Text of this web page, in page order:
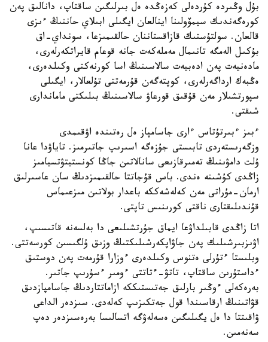
بۇل وڭىردە كۇردەلى كەزەڭدە ەل بىرلىگىن ساقتاپ، دانالىق پەن
كورەگەندىك سيمۆولىنا اينالعان ايگىلى ابىلاي حاننىڭ ءىزى
قالعان. سولتۇستىك قازاقستاننان حالقىمىزعا، سونداي-اق
بۇكىل الەمگە تانىمال مەملەكەت جانە قوعام قايراتكەرلەرى،
مادەنيەت پەن ادەبيەت سالاسىنىڭ اسا كورنەكتى وكىلدەرى،
ەڭبەك ارداگەرلەرى، كوپتەگەن قۇرمەتتى تۇلعالار، ايگىلى
سپورتشىلار مەن قۇقىق قورعاۋ سالاسىنىڭ بىلىكتى ماماندارى
شىقتى.
ءبىز ءبىرتۇتاس ءارى جاسامپاز ەل رەتىندە اۋقىمدى
وزگەرىستەردى تابىستى جۇزەگە اسىرىپ جاتىرمىز. تاياۋدا عانا
ۇلت دامۋىنىڭ تەمىرقازىعى سانالاتىن جاڭا كونستيتۋتسيامىز
زاڭدى كۇشىنە ەندى. باس قۇجاتتا حالقىمىزدىڭ سان عاسىرلىق
ارمان-مۇراتى مەن كەلەشەككە باعدار بولاتىن مىزعىماس
قۇندىلىقتارى ناقتى كورىنىس تاپتى.
اتا زاڭدى قابىلداۋعا ايماق جۇرتشىلىعى دا بەلسەنە قاتىسىپ،
اۋىزبىرشىلىك پەن جاۋاپكەرشىلىكتىڭ وزىق ۇلگىسىن كورسەتتى.
وبلىستا ءتۇرلى ەتنوس وكىلدەرى ءوزارا قۇرمەت پەن دوستىق
ءداستۇرىن ساقتاپ، تاتۋ-ءتاتتى ءومىر ءسۇرىپ جاتىر.
بەرەكەلى ءوڭىر بارلىق جەتىستىككە ازاماتتاردىڭ جاسامپازدىق
قۋاتىنىڭ ارقاسىندا قول جەتكىزىپ كەلەدى. سىزدەر الداعى
ۋاقىتتا دا ەل يگىلىگىن ەسەلەۋگە اتسالىسا بەرەسىزدەر دەپ
سەنەمىن.